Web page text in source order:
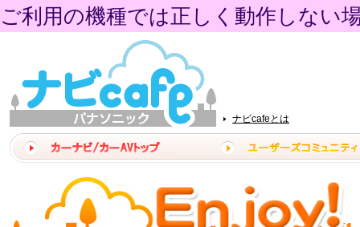
ご利用の機種では正しく動作しない
ナビcafeとは